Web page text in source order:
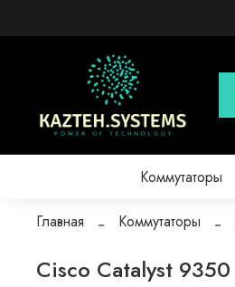
Коммутаторы
Главная Коммутаторы
Cisco Catalyst 9350